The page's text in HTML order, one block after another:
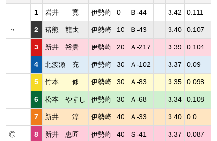
1 岩井 寛 伊勢崎 0 Ｂ-44 3.42 0.111
○ 2 猪熊 龍太 伊勢崎 10 Ｂ-43 3.40 0.107
3 新井 裕貴 伊勢崎 20 Ａ-217 3.39 0.104
4 北渡瀬 充 伊勢崎 30 Ａ-102 3.37 0.09
5 竹本 修 伊勢崎 30 Ａ-83 3.35 0.098
6 松本 やすし 伊勢崎 30 Ａ-68 3.34 0.108
7 新井 淳 伊勢崎 40 Ａ-33 3.40 0.0
◎ 8 新井 恵匠 伊勢崎 40 Ｓ-41 3.37 0.087